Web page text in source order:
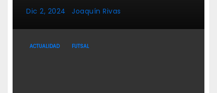
FUTSAL FEMENINO
Dic 2, 2024 Joaquín Rivas
ACTUALIDAD FUTSAL